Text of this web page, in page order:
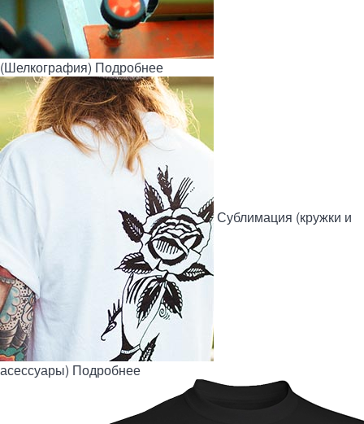
(Шелкография) Подробнее
Сублимация (кружки и
асессуары) Подробнее